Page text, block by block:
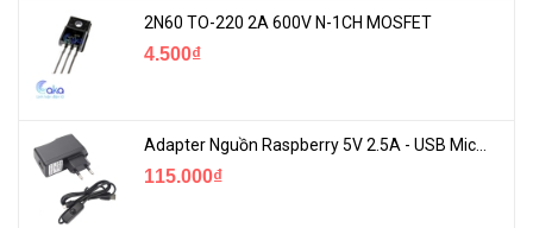
2N60 TO-220 2A 600V N-1CH MOSFET
4.500₫
115.000₫